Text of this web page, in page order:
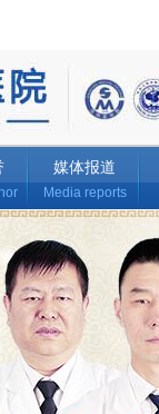
媒体报道
Media reports